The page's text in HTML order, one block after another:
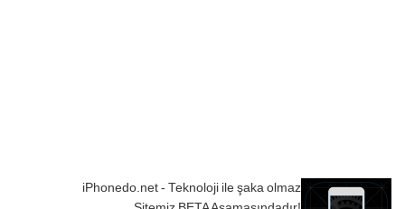
iPhonedo.net - Teknoloji ile şaka olmaz